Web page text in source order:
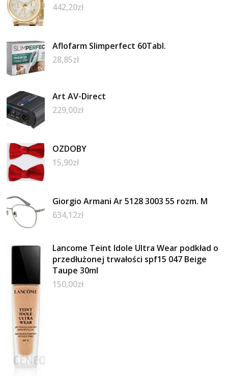
442,20zł
Aflofarm Slimperfect 60Tabl.
28,85zł
Art AV-Direct
229,00zł
OZDOBY
15,90zł
Giorgio Armani Ar 5128 3003 55 rozm. M
634,12zł
Lancome Teint Idole Ultra Wear podkład o
przedłużonej trwałości spf15 047 Beige
Taupe 30ml
150,00zł